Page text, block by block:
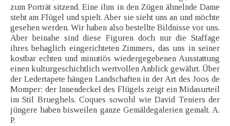
zum Porträt sitzend. Eine ihm in den Zügen ähnelnde Dame
steht am Flügel und spielt. Aber sie sieht uns an und möchte
gesehen werden. Wir haben also bestellte Bildnisse vor uns.
Aber beinahe sind diese Figuren doch nur die Staffage
ihres behaglich eingerichteten Zimmers, das uns in seiner
kostbar echten und minutiös wiedergegebenen Ausstattung
einen kulturgeschichtlich wertvollen Anblick gewährt. Über
der Ledertapete hängen Landschaften in der Art des Joos de
Momper; der Innendeckel des Flügels zeigt ein Midasurteil
im Stil Brueghels. Coques sowohl wie David Teniers der
jüngere haben bisweilen ganze Gemäldegalerien gemalt. A.
P.